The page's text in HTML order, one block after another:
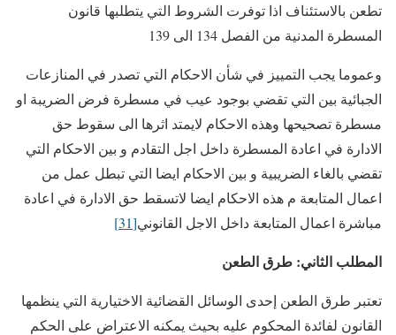
تطعن بالاستئناف اذا توفرت الشروط التي يتطلبها قانون
المسطرة المدنية من الفصل 134 الى 139
وعموما يجب التمييز في شأن الاحكام التي تصدر في المنازعات
الجبائية بين التي تقضي بوجود عيب في مسطرة فرض الضريبة او
مسطرة تصحيحها وهذه الاحكام لايمتد اثرها الى سقوط حق
الادارة في اعادة المسطرة داخل اجل التقادم و بين الاحكام التي
تقضي بالغاء الضريبية و بين الاحكام ايضا التي تبطل عمل من
اعمال المتابعة م هذه الاحكام ايضا لاتسقط حق الادارة في اعادة
مباشرة اعمال المتابعة داخل الاجل القانوني[31]
المطلب الثاني: طرق الطعن
تعتبر طرق الطعن إحدى الوسائل القضائية الاختيارية التي ينظمها
القانون لفائدة المحكوم عليه بحيث يمكنه الاعتراض على الحكم